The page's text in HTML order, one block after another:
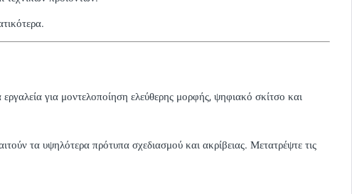
για μοντελοποίηση ελεύθερης μορφής, ψηφιακό σκίτσο και
τα υψηλότερα πρότυπα σχεδιασμού και ακρίβειας. Μετατρέψτε τις